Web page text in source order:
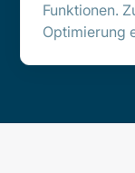
Funktionen.
Optimierung